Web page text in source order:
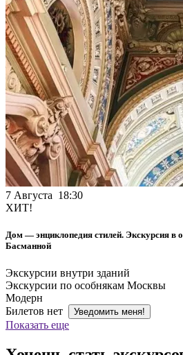
7 Августа 18:30
ХИТ!
Дом — энциклопедия стилей. Экскурсия в
Басманной
Экскурсии внутри зданий
Экскурсии по особнякам Москвы
Модерн
Билетов нет
Уведомить меня!
Показать еще